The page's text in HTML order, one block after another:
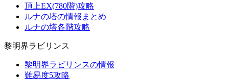
頂上EX(780階)攻略
ルナの塔の情報まとめ
ルナの塔各階攻略
黎明界ラビリンス
黎明界ラビリンスの情報
難易度5攻略